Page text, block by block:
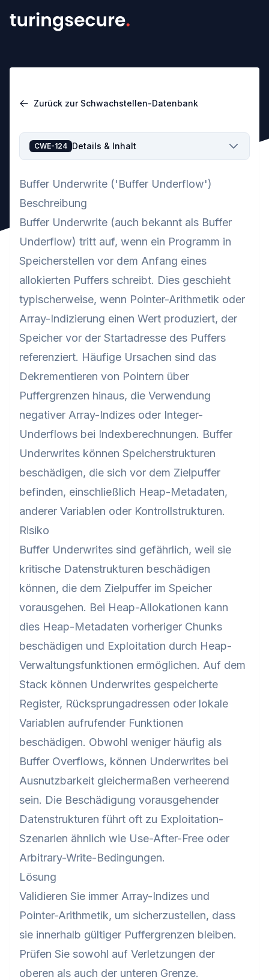
Zurück zur Schwachstellen-Datenbank
CWE-124 Details & Inhalt
Buffer Underwrite ('Buffer Underflow')
Beschreibung
Buffer Underwrite (auch bekannt als Buffer
Underflow) tritt auf, wenn ein Programm in
Speicherstellen vor dem Anfang eines
allokierten Puffers schreibt. Dies geschieht
typischerweise, wenn Pointer-Arithmetik oder
Array-Indizierung einen Wert produziert, der
Speicher vor der Startadresse des Puffers
referenziert. Häufige Ursachen sind das
Dekrementieren von Pointern über
Puffergrenzen hinaus, die Verwendung
negativer Array-Indizes oder Integer-
Underflows bei Indexberechnungen. Buffer
Underwrites können Speicherstrukturen
beschädigen, die sich vor dem Zielpuffer
befinden, einschließlich Heap-Metadaten,
anderer Variablen oder Kontrollstrukturen.
Risiko
Buffer Underwrites sind gefährlich, weil sie
kritische Datenstrukturen beschädigen
können, die dem Zielpuffer im Speicher
vorausgehen. Bei Heap-Allokationen kann
dies Heap-Metadaten vorheriger Chunks
beschädigen und Exploitation durch Heap-
Verwaltungsfunktionen ermöglichen. Auf dem
Stack können Underwrites gespeicherte
Register, Rücksprungadressen oder lokale
Variablen aufrufender Funktionen
beschädigen. Obwohl weniger häufig als
Buffer Overflows, können Underwrites bei
Ausnutzbarkeit gleichermaßen verheerend
sein. Die Beschädigung vorausgehender
Datenstrukturen führt oft zu Exploitation-
Szenarien ähnlich wie Use-After-Free oder
Arbitrary-Write-Bedingungen.
Lösung
Validieren Sie immer Array-Indizes und
Pointer-Arithmetik, um sicherzustellen, dass
sie innerhalb gültiger Puffergrenzen bleiben.
Prüfen Sie sowohl auf Verletzungen der
oberen als auch der unteren Grenze.